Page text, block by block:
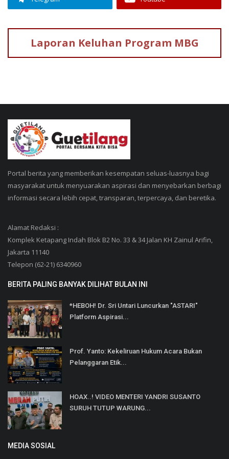
Laporan Keluhan Program MBG
Portal berita yang memberikan kesempatan seluas-luasnya bagi
masyarakat untuk menyuarakan aspirasi dan menyebarkan berbagi
informasi secara lebih cepat, transparan, terpercaya, dan beretika.
Alamat Redaksi :
Komplek Ketapang Indah Blok B2 No. 33 & 34 Jalan KH Zainul Arifin,
Jakarta 11140
Telepon (62-21) 6340960
BERITA PALING BANYAK DILIHAT BULAN INI
*HEBOH! Dr. Sri Untari Luncurkan "ASTARI"
Platform Aspirasi...
Prof. Yanto: Kekeliruan Hukum Acara Bukan
Pelanggaran Etik...
HOAX..! VIDEO MENTERI YANDRI SUSANTO
SURUH TUTUP WARUNG...
MEDIA SOSIAL